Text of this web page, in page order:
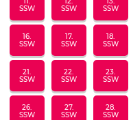
SSW
SSW
SSW
16.
SSW
17.
SSW
18.
SSW
21.
SSW
22.
SSW
23.
SSW
26.
SSW
27.
SSW
28.
SSW